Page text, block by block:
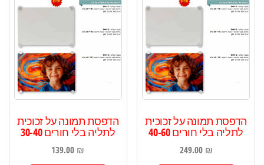
העדכני
הדפסת תמונה על זכוכית
לתליה בלי חורים 40-60
249.00 ₪
הדפסת תמונה על זכוכית
לתליה בלי חורים 30-40
139.00 ₪